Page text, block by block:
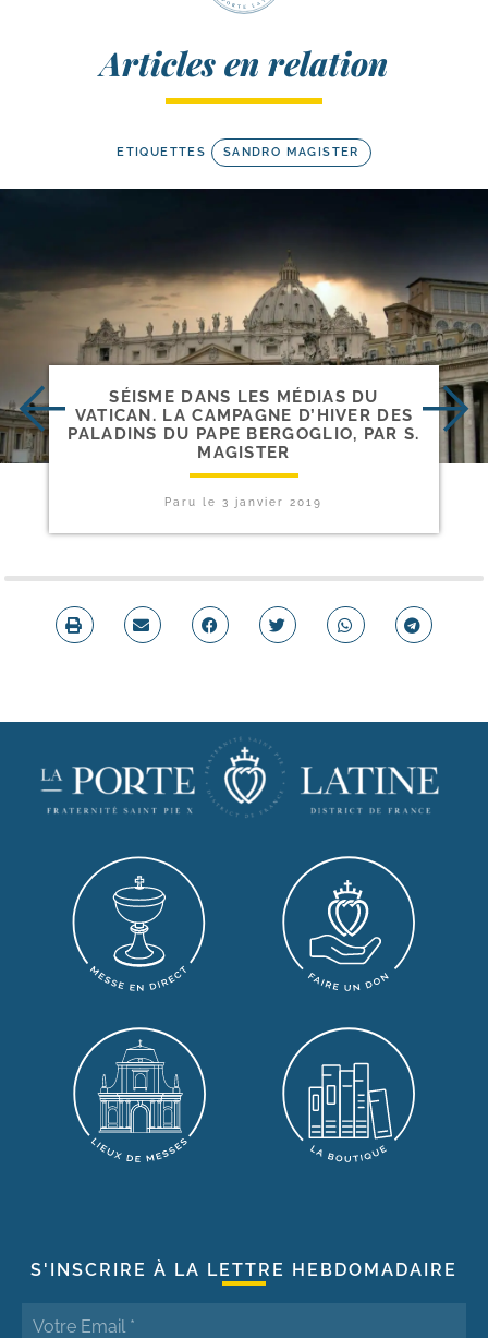
Articles en relation
ETIQUETTES SANDRO MAGISTER
SÉISME DANS LES MÉDIAS DU
VATICAN. LA CAMPAGNE D’HIVER DES
PALADINS DU PAPE BERGOGLIO, PAR S.
MAGISTER
Paru le3 janvier 2019
S'INSCRIRE À LA LETTRE HEBDOMADAIRE